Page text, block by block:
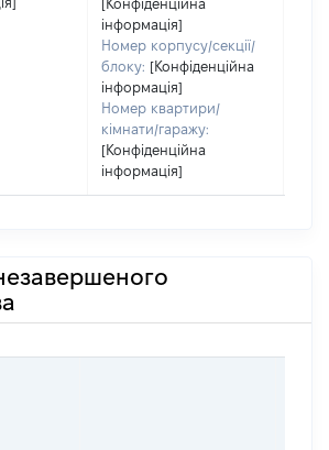
[Конфіденційна
інформація]
Номер корпусу/секції/
блоку: [Конфіденційна
інформація]
Номер квартири/
кімнати/гаражу:
[Конфіденційна
інформація]